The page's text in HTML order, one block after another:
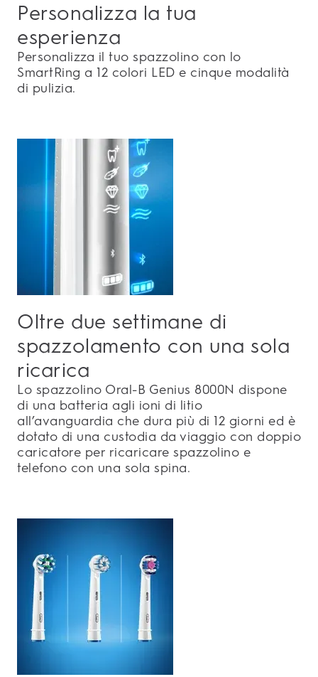
Personalizza la tua
esperienza
Personalizza il tuo spazzolino con lo
SmartRing a 12 colori LED e cinque modalità
di pulizia.
Oltre due settimane di
spazzolamento con una sola
ricarica
Lo spazzolino Oral-B Genius 8000N dispone
di una batteria agli ioni di litio
all’avanguardia che dura più di 12 giorni ed è
dotato di una custodia da viaggio con doppio
caricatore per ricaricare spazzolino e
telefono con una sola spina.